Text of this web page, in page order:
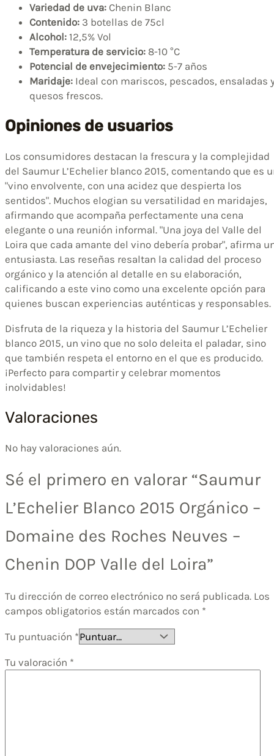
Variedad de uva: Chenin Blanc
Contenido: 3 botellas de 75cl
Alcohol: 12,5% Vol
Temperatura de servicio: 8-10 °C
Potencial de envejecimiento: 5-7 años
Maridaje: Ideal con mariscos, pescados, ensaladas
quesos frescos.
Opiniones de usuarios
Los consumidores destacan la frescura y la complejidad
del Saumur L’Echelier blanco 2015, comentando que es
"vino envolvente, con una acidez que despierta los
sentidos". Muchos elogian su versatilidad en maridajes,
afirmando que acompaña perfectamente una cena
elegante o una reunión informal. "Una joya del Valle del
Loira que cada amante del vino debería probar", afirma
entusiasta. Las reseñas resaltan la calidad del proceso
orgánico y la atención al detalle en su elaboración,
calificando a este vino como una excelente opción para
quienes buscan experiencias auténticas y responsables.
Disfruta de la riqueza y la historia del Saumur L’Echelier
blanco 2015, un vino que no solo deleita el paladar, sino
que también respeta el entorno en el que es producido.
¡Perfecto para compartir y celebrar momentos
inolvidables!
Valoraciones
No hay valoraciones aún.
Sé el primero en valorar “Saumur
L’Echelier Blanco 2015 Orgánico –
Domaine des Roches Neuves –
Chenin DOP Valle del Loira”
Tu dirección de correo electrónico no será publicada. Los
campos obligatorios están marcados con *
Tu puntuación *
Tu valoración *